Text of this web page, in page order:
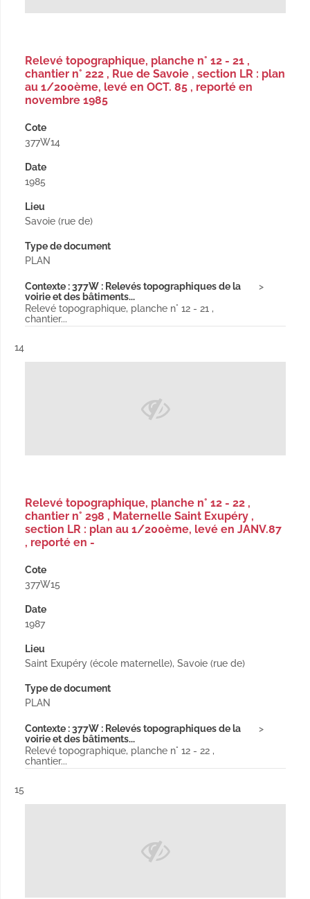
Relevé topographique, planche n° 12 - 21 ,
chantier n° 222 , Rue de Savoie , section LR : plan
au 1/200ème, levé en OCT. 85 , reporté en
novembre 1985
Cote
377W14
Date
1985
Lieu
Savoie (rue de)
Type de document
PLAN
Contexte : 377W : Relevés topographiques de la
voirie et des bâtiments...
Relevé topographique, planche n° 12 - 21 ,
chantier...
Résultat n°
14
Relevé topographique, planche n° 12 - 22 ,
chantier n° 298 , Maternelle Saint Exupéry ,
section LR : plan au 1/200ème, levé en JANV.87
, reporté en -
Cote
377W15
Date
1987
Lieu
Saint Exupéry (école maternelle), Savoie (rue de)
Type de document
PLAN
Contexte : 377W : Relevés topographiques de la
voirie et des bâtiments...
Relevé topographique, planche n° 12 - 22 ,
chantier...
Résultat n°
15